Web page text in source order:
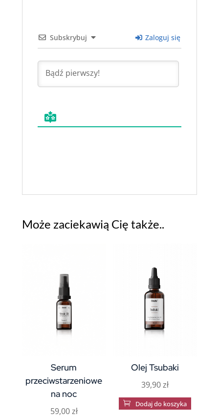
Subskrybuj Zaloguj się
Może zaciekawią Cię także..
Serum
przeciwstarzeniowe
na noc
59,00zł
Olej Tsubaki
39,90zł
 Dodaj do koszyka